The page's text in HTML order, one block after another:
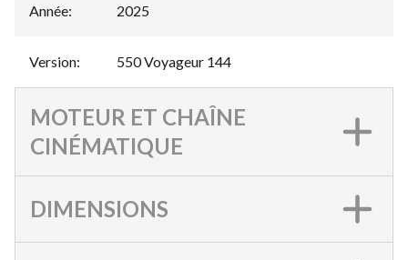
Année: 2025
Version: 550 Voyageur 144
MOTEUR ET CHAÎNE
CINÉMATIQUE
DIMENSIONS